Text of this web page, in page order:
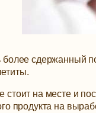
более сдержанный
стоит на месте и
продукта на